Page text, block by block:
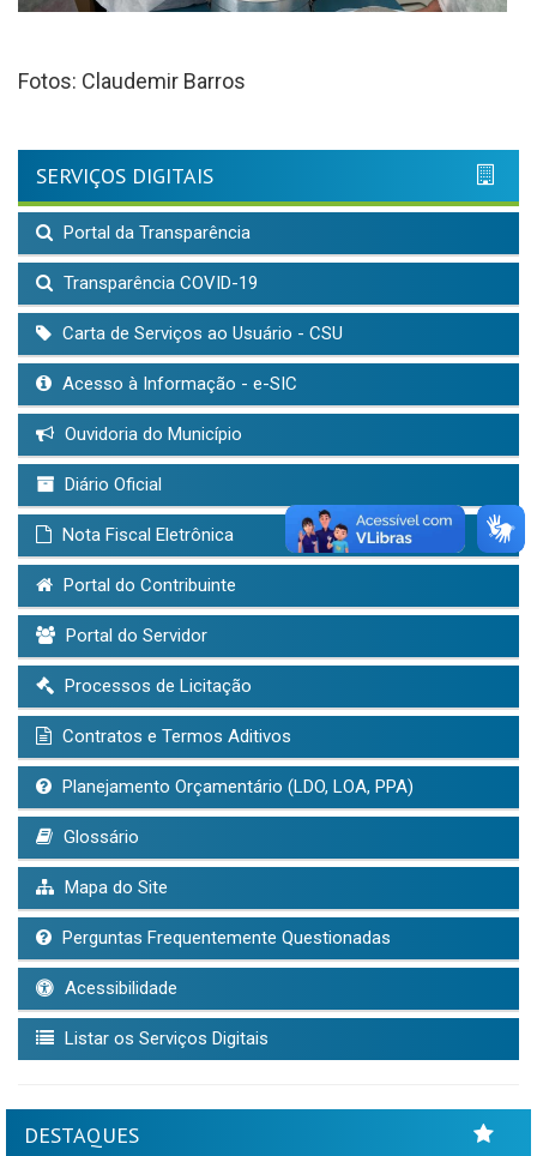
Fotos: Claudemir Barros
SERVIÇOS DIGITAIS
Portal da Transparência
Transparência COVID-19
Carta de Serviços ao Usuário - CSU
Acesso à Informação - e-SIC
Ouvidoria do Município
Diário Oficial
Nota Fiscal Eletrônica
Portal do Contribuinte
Portal do Servidor
Processos de Licitação
Contratos e Termos Aditivos
Planejamento Orçamentário (LDO, LOA, PPA)
Glossário
Mapa do Site
Perguntas Frequentemente Questionadas
Acessibilidade
Listar os Serviços Digitais
DESTAQUES